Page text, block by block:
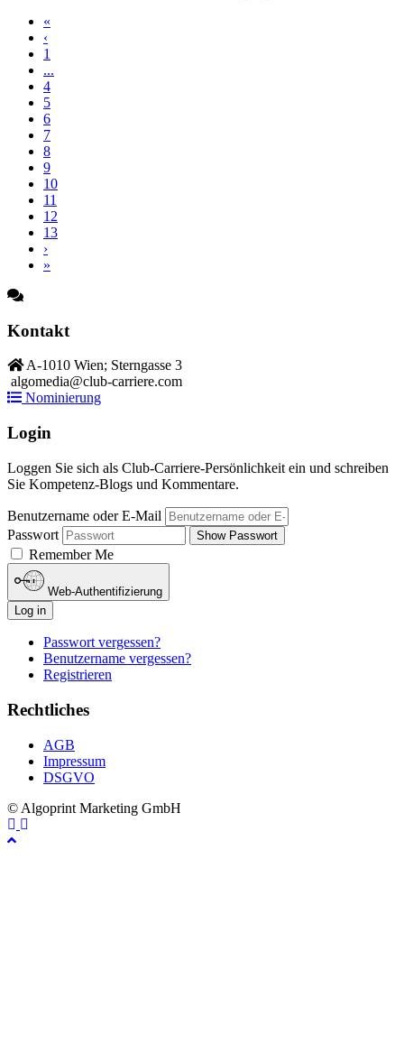
«
‹
1
...
4
5
6
7
8
9
10
11
12
13
›
»
Kontakt
A-1010 Wien; Sterngasse 3
algomedia@club-carriere.com
Nominierung
Login
Loggen Sie sich als Club-Carriere-Persönlichkeit ein und schreiben
Sie Kompetenz-Blogs und Kommentare.
Benutzername oder E-Mail
Passwort
Show Passwort
Remember Me
Web-Authentifizierung
Log in
Passwort vergessen?
Benutzername vergessen?
Registrieren
Rechtliches
AGB
Impressum
DSGVO
© Algoprint Marketing GmbH